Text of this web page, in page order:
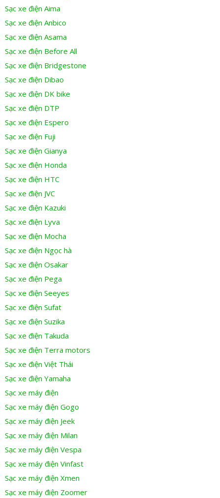
Sạc xe điện Aima
Sạc xe điện Anbico
Sạc xe điện Asama
Sạc xe điện Before All
Sạc xe điện Bridgestone
Sạc xe điện Dibao
Sạc xe điện DK bike
Sạc xe điện DTP
Sạc xe điện Espero
Sạc xe điện Fuji
Sạc xe điện Gianya
Sạc xe điện Honda
Sạc xe điện HTC
Sạc xe điện JVC
Sạc xe điện Kazuki
Sạc xe điện Lyva
Sạc xe điện Mocha
Sạc xe điện Ngọc hà
Sạc xe điện Osakar
Sạc xe điện Pega
Sạc xe điện Seeyes
Sạc xe điện Sufat
Sạc xe điện Suzika
Sạc xe điện Takuda
Sạc xe điện Terra motors
Sạc xe điện Việt Thái
Sạc xe điện Yamaha
Sạc xe máy điện
Sạc xe máy điện Gogo
Sạc xe máy điện Jeek
Sạc xe máy điện Milan
Sạc xe máy điện Vespa
Sạc xe máy điện Vinfast
Sạc xe máy điện Xmen
Sạc xe máy điện Zoomer